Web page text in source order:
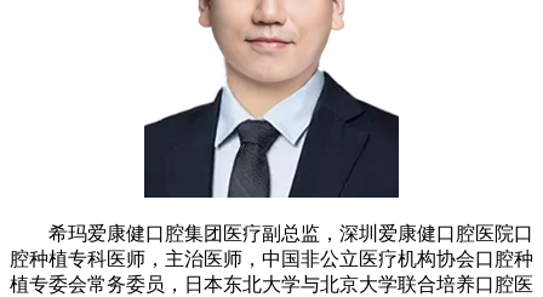
希玛爱康健口腔集团医疗副总监，深圳爱康健口腔医院口
腔种植专科医师，主治医师，中国非公立医疗机构协会口腔种
植专委会常务委员，日本东北大学与北京大学联合培养口腔医